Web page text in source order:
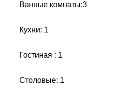
Ванные комнаты:3
Кухни: 1
Гостиная : 1
Столовые: 1